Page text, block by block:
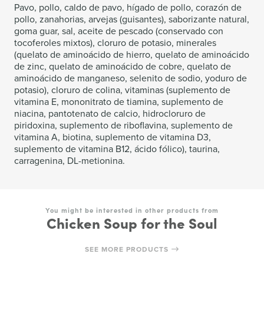
Pavo, pollo, caldo de pavo, hígado de pollo, corazón de
pollo, zanahorias, arvejas (guisantes), saborizante natural,
goma guar, sal, aceite de pescado (conservado con
tocoferoles mixtos), cloruro de potasio, minerales
(quelato de aminoácido de hierro, quelato de aminoácido
de zinc, quelato de aminoácido de cobre, quelato de
aminoácido de manganeso, selenito de sodio, yoduro de
potasio), cloruro de colina, vitaminas (suplemento de
vitamina E, mononitrato de tiamina, suplemento de
niacina, pantotenato de calcio, hidrocloruro de
piridoxina, suplemento de riboflavina, suplemento de
vitamina A, biotina, suplemento de vitamina D3,
suplemento de vitamina B12, ácido fólico), taurina,
carragenina, DL-metionina.
You might be interested in other products from
Chicken Soup for the Soul
SEE MORE PRODUCTS